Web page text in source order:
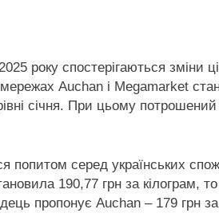
року спостерігаються зміни
Auchan і Megamarket
січня. При цьому потрошений
попитом серед українських
190,77 грн за кілограм,
пропонує Auchan – 179 грн за